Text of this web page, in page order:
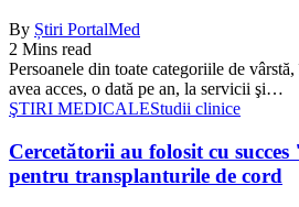
By Știri PortalMed
2 Mins read
Persoanele din toate categoriile de
avea acces, o dată pe an, la servicii şi…
ŞTIRI MEDICALEStudii clinice
Cercetătorii au folosit cu
pentru transplanturile de cord